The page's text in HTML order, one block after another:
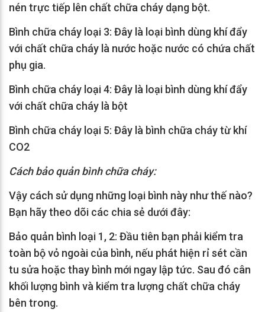
nén trực tiếp lên chất chữa cháy dạng bột.
Bình chữa cháy loại 3: Đây là loại bình dùng khí đẩy
với chất chữa cháy là nước hoặc nước có chứa chất
phụ gia.
Bình chữa cháy loại 4: Đây là loại bình dùng khí đẩy
với chất chữa cháy là bột
Bình chữa cháy loại 5: Đây là bình chữa cháy từ khí
CO2
Cách bảo quản bình chữa cháy:
Vậy cách sử dụng những loại bình này như thế nào?
Bạn hãy theo dõi các chia sẻ dưới đây:
Bảo quản bình loại 1, 2: Đầu tiên bạn phải kiểm tra
toàn bộ vỏ ngoài của bình, nếu phát hiện rỉ sét cần
tu sửa hoặc thay bình mới ngay lập tức. Sau đó cân
khối lượng bình và kiểm tra lượng chất chữa cháy
bên trong.